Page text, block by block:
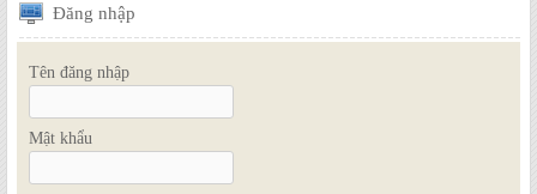
Đăng nhập
Tên đăng nhập
Mật khẩu